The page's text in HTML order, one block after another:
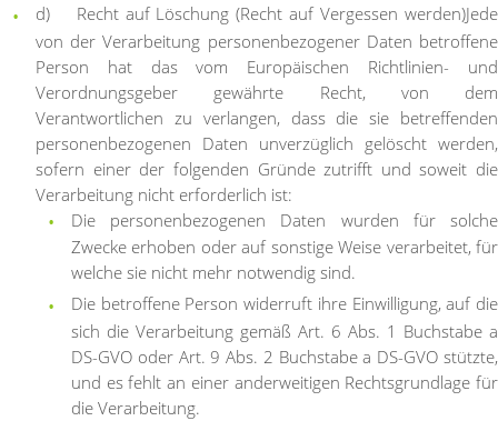
d) Recht auf Löschung (Recht auf Vergessen werden)Jede
von der Verarbeitung personenbezogener Daten betroffene
Person hat das vom Europäischen Richtlinien- und
Verordnungsgeber gewährte Recht, von dem
Verantwortlichen zu verlangen, dass die sie betreffenden
personenbezogenen Daten unverzüglich gelöscht werden,
sofern einer der folgenden Gründe zutrifft und soweit die
Verarbeitung nicht erforderlich ist:
Die personenbezogenen Daten wurden für solche
Zwecke erhoben oder auf sonstige Weise verarbeitet, für
welche sie nicht mehr notwendig sind.
Die betroffene Person widerruft ihre Einwilligung, auf die
sich die Verarbeitung gemäß Art. 6 Abs. 1 Buchstabe a
DS-GVO oder Art. 9 Abs. 2 Buchstabe a DS-GVO stützte,
und es fehlt an einer anderweitigen Rechtsgrundlage für
die Verarbeitung.